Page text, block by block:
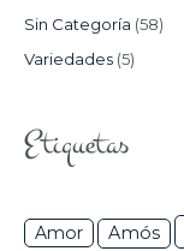
Sin Categoría (58)
Variedades (5)
Etiquetas
Amor Amós